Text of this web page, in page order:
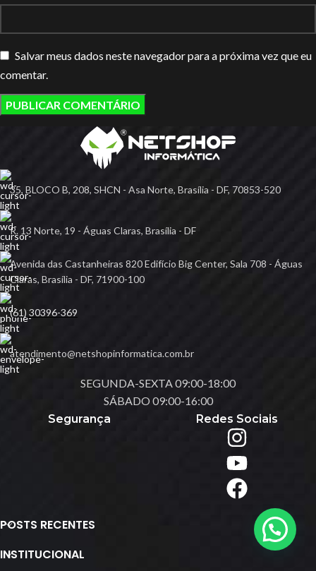
Salvar meus dados neste navegador para a próxima vez que eu
comentar.
35, BLOCO B, 208, SHCN - Asa Norte, Brasília - DF, 70853-520
R. 13 Norte, 19 - Águas Claras, Brasília - DF
Avenida das Castanheiras 820 Edifício Big Center, Sala 708 - Águas
Claras, Brasília - DF, 71900-100
(61) 30396-369
atendimento@netshopinformatica.com.br
SEGUNDA-SEXTA 09:00-18:00
SÁBADO 09:00-16:00
Segurança
Redes Sociais
POSTS RECENTES
INSTITUCIONAL